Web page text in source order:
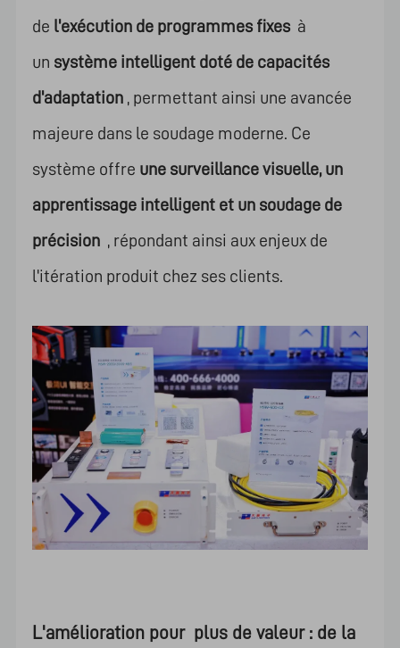
de l'exécution de programmes fixesà
un système intelligent doté de capacités
d'adaptation, permettant ainsi une avancée
majeure dans le soudage moderne. Ce
système offre une surveillance visuelle, un
apprentissage intelligent et un soudage de
précision, répondant ainsi aux enjeux de
l'itération produit chez ses clients.
L'amélioration pour plus de valeur : de la